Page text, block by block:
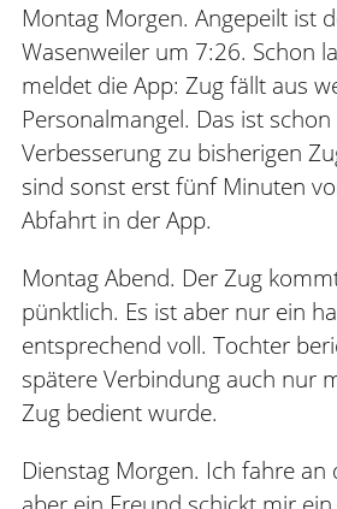
Montag Morgen. Angepeilt ist
Wasenweiler um 7:26. Schon
meldet die App: Zug fällt aus
Personalmangel. Das ist
Verbesserung zu bisherigen
sind sonst erst fünf Minuten
Abfahrt in der App.
Montag Abend. Der Zug
pünktlich. Es ist aber nur ein
entsprechend voll. Tochter
spätere Verbindung auch nur
Zug bedient wurde.
Dienstag Morgen. Ich fahre an